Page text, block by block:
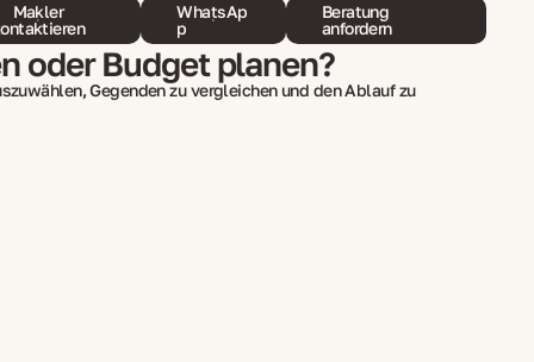
Makler
WhatsAp
p
Beratung
anfordern
oder Budget planen?
Gegenden zu vergleichen und den Ablauf zu